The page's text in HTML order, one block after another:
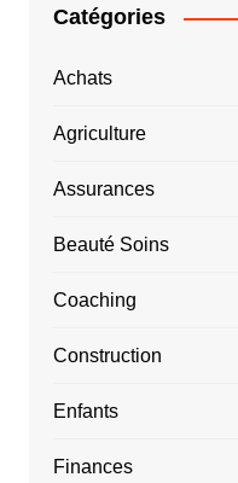
Catégories
Achats
Agriculture
Assurances
Beauté Soins
Coaching
Construction
Enfants
Finances